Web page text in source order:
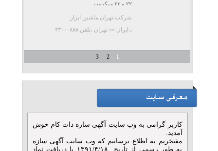
۲۲ و ۲۳ میکرون
...
شرکت تهران ماشین ابزار
، ایران »» تهران ،تلفن:۴۳۰۰۰۸۸۸
1
2
3
کاربر گرامی به وب سایت آگهی سازه دات کام خوش
آمدید.
مفتخریم به اطلاع برسانیم که وب سایت آگهی سازه
به طور رسمی از تاریخ ۱۳۹۱/۴/۱۸ با دریافت نماد